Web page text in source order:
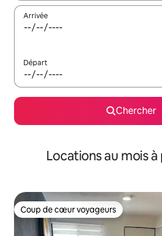
Arrivée
Départ
Chercher
Locations au mois
Coup de cœur voyageurs
Coup de cœur voyageurs